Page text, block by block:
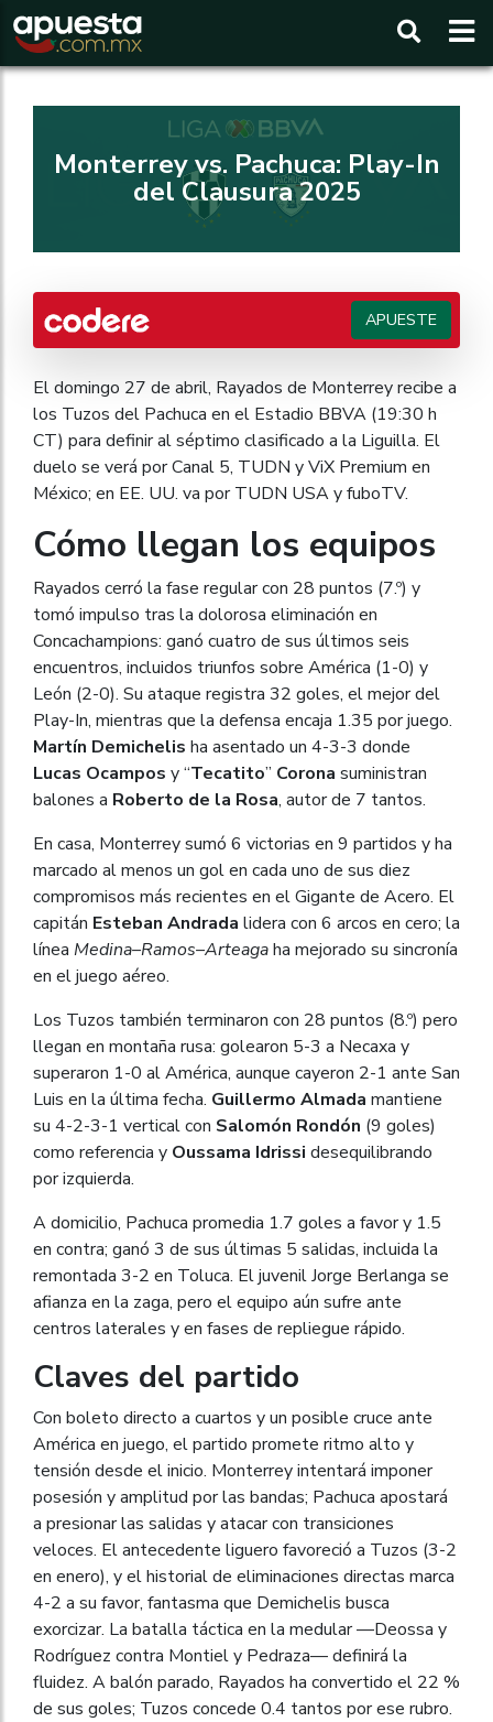
Buscar
Monterrey vs. Pachuca: Play-In
del Clausura 2025
APUESTE
El domingo 27 de abril, Rayados de Monterrey recibe a
los Tuzos del Pachuca en el Estadio BBVA (19:30 h
CT) para definir al séptimo clasificado a la Liguilla. El
duelo se verá por Canal 5, TUDN y ViX Premium en
México; en EE. UU. va por TUDN USA y fuboTV.
Cómo llegan los equipos
Rayados cerró la fase regular con 28 puntos (7.º) y
tomó impulso tras la dolorosa eliminación en
Concachampions: ganó cuatro de sus últimos seis
encuentros, incluidos triunfos sobre América (1-0) y
León (2-0). Su ataque registra 32 goles, el mejor del
Play-In, mientras que la defensa encaja 1.35 por juego.
Martín Demichelis ha asentado un 4-3-3 donde
Lucas Ocampos y “Tecatito” Corona suministran
balones a Roberto de la Rosa, autor de 7 tantos.
En casa, Monterrey sumó 6 victorias en 9 partidos y ha
marcado al menos un gol en cada uno de sus diez
compromisos más recientes en el Gigante de Acero. El
capitán Esteban Andrada lidera con 6 arcos en cero; la
línea Medina–Ramos–Arteagaha mejorado su sincronía
en el juego aéreo.
Los Tuzos también terminaron con 28 puntos (8.º) pero
llegan en montaña rusa: golearon 5-3 a Necaxa y
superaron 1-0 al América, aunque cayeron 2-1 ante San
Luis en la última fecha. Guillermo Almada mantiene
su 4-2-3-1 vertical con Salomón Rondón (9 goles)
como referencia y Oussama Idrissi desequilibrando
por izquierda.
A domicilio, Pachuca promedia 1.7 goles a favor y 1.5
en contra; ganó 3 de sus últimas 5 salidas, incluida la
remontada 3-2 en Toluca. El juvenil Jorge Berlanga se
afianza en la zaga, pero el equipo aún sufre ante
centros laterales y en fases de repliegue rápido.
Claves del partido
Con boleto directo a cuartos y un posible cruce ante
América en juego, el partido promete ritmo alto y
tensión desde el inicio. Monterrey intentará imponer
posesión y amplitud por las bandas; Pachuca apostará
a presionar las salidas y atacar con transiciones
veloces. El antecedente liguero favoreció a Tuzos (3-2
en enero), y el historial de eliminaciones directas marca
4-2 a su favor, fantasma que Demichelis busca
exorcizar. La batalla táctica en la medular —Deossa y
Rodríguez contra Montiel y Pedraza— definirá la
fluidez. A balón parado, Rayados ha convertido el 22 %
de sus goles; Tuzos concede 0.4 tantos por ese rubro.